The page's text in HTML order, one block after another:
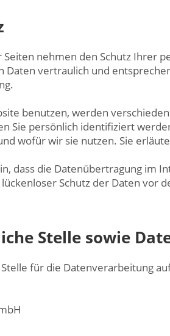
nehmen den Schutz Ihrer
Daten vertraulich und
benutzen, werden
Sie persönlich identifiziert
wofür wir sie nutzen. Sie
dass die Datenübertragung im
Schutz der Daten vor
Stelle sowie
für die Datenverarbeitung